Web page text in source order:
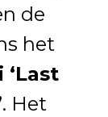
de
het
‘Last
. Het